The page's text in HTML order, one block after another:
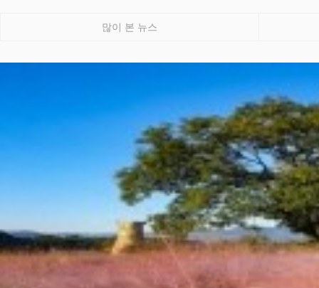
많이 본 뉴스